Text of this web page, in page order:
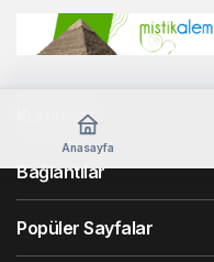
Anasayfa
Kurumsal
Bağlantılar
Popüler Sayfalar